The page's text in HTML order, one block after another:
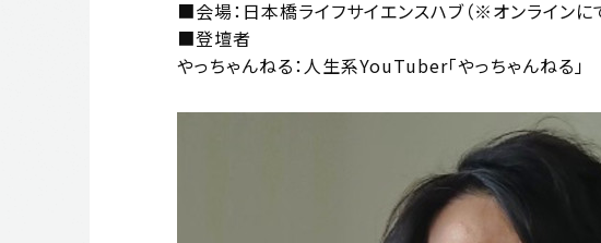
■会場：日本橋ライフサイエンスハブ（※オンラインに
■登壇者
やっちゃんねる：人生系YouTuber「やっちゃんねる」